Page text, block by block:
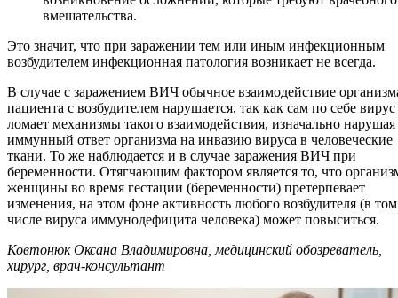
вмешательства.
Это значит, что при заражении тем или иным инфекционным
возбудителем инфекционная патология возникает не всегда.
В случае с заражением ВИЧ обычное взаимодействие
пациента с возбудителем нарушается, так как сам по себе вирус
ломает механизмы такого взаимодействия, изначально нарушая
иммунный ответ организма на инвазию вируса в человеческие
ткани. То же наблюдается и в случае заражения ВИЧ при
беременности. Отягчающим фактором является то, что
женщины во время гестации (беременности) претерпевает
изменения, на этом фоне активность любого возбудителя (в том
числе вируса иммунодефицита человека) может повыситься.
Ковтонюк Оксана Владимировна, медицинский обозреватель,
хирург, врач-консультант